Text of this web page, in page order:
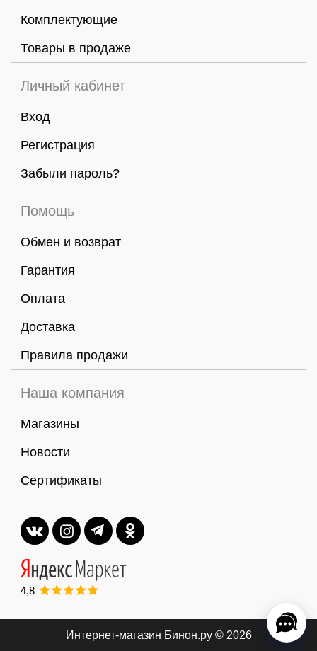
Комплектующие
Товары в продаже
Личный кабинет
Вход
Регистрация
Забыли пароль?
Помощь
Обмен и возврат
Гарантия
Оплата
Доставка
Правила продажи
Наша компания
Магазины
Новости
Сертификаты
4,8
Интернет-магазин Бинон.ру © 2026